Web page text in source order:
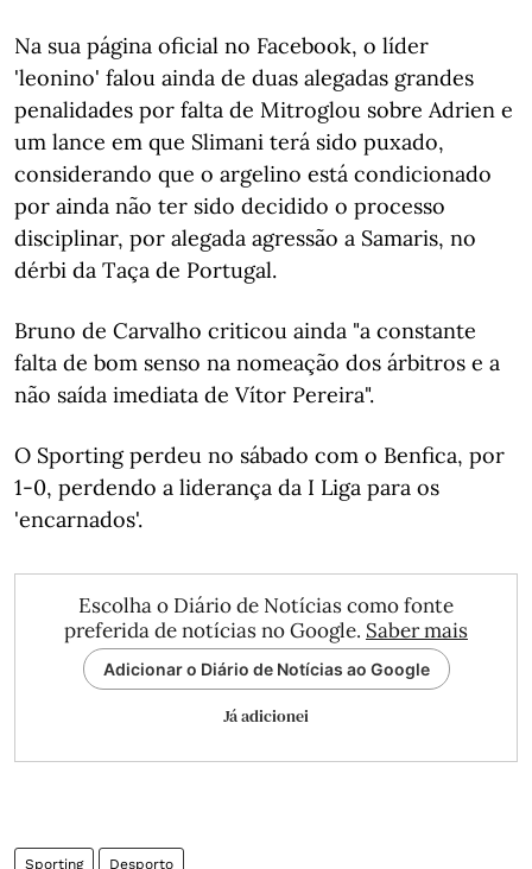
Na sua página oficial no Facebook, o líder
'leonino' falou ainda de duas alegadas grandes
penalidades por falta de Mitroglou sobre Adrien e
um lance em que Slimani terá sido puxado,
considerando que o argelino está condicionado
por ainda não ter sido decidido o processo
disciplinar, por alegada agressão a Samaris, no
dérbi da Taça de Portugal.
Bruno de Carvalho criticou ainda "a constante
falta de bom senso na nomeação dos árbitros e a
não saída imediata de Vítor Pereira".
O Sporting perdeu no sábado com o Benfica, por
1-0, perdendo a liderança da I Liga para os
'encarnados'.
Escolha o Diário de Notícias como fonte
preferida de notícias no Google. Saber mais
Adicionar o Diário de Notícias ao Google
Já adicionei
Sporting Desporto